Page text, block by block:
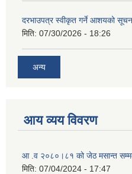
दरभाउपत्र स्वीकृत गर्ने आशयको
मिति: 07/30/2026 - 18:26
अन्य
आय व्यय विवरण
आ .व २०८०।८१ को जेठ मसान्त
मिति: 07/04/2024 - 17:47